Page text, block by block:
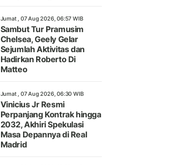
Jumat , 07 Aug 2026, 06:57 WIB
Sambut Tur Pramusim
Chelsea, Geely Gelar
Sejumlah Aktivitas dan
Hadirkan Roberto Di
Matteo
Jumat , 07 Aug 2026, 06:30 WIB
Vinicius Jr Resmi
Perpanjang Kontrak hingga
2032, Akhiri Spekulasi
Masa Depannya di Real
Madrid